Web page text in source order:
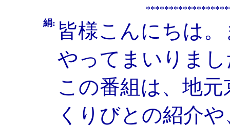
絹: 皆様こんにちは
やってまいりま
この番組は、地
くりびとの紹介